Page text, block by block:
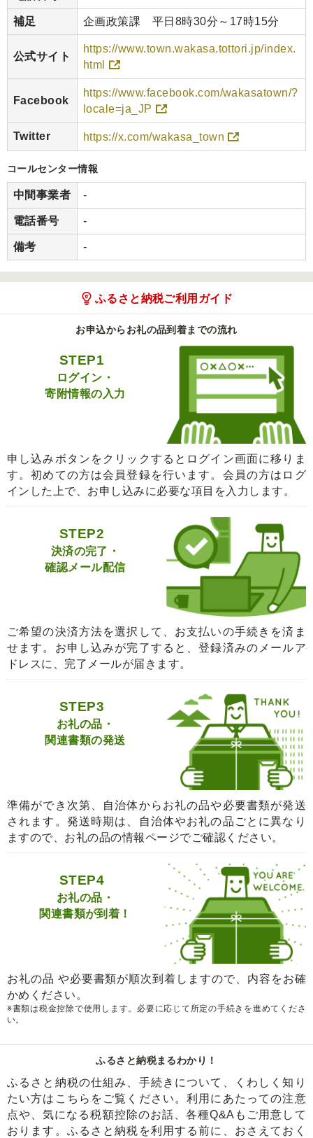
補足 企画政策課 平日8時30分～17時15分
公式サイト
https://www.town.wakasa.tottori.jp/index.
html
Facebook
https://www.facebook.com/wakasatown/?
locale=ja_JP
Twitter https://x.com/wakasa_town
コールセンター情報
中間事業者 -
電話番号 -
備考 -
ふるさと納税ご利用ガイド
お申込からお礼の品到着までの流れ
STEP1
ログイン・
寄附情報の入力
申し込みボタンをクリックするとログイン画面に移りま
す。初めての方は会員登録を行います。会員の方はログ
インした上で、お申し込みに必要な項目を入力します。
STEP2
決済の完了・
確認メール配信
ご希望の決済方法を選択して、お支払いの手続きを済ま
せます。お申し込みが完了すると、登録済みのメールア
ドレスに、完了メールが届きます。
STEP3
お礼の品・
関連書類の発送
準備ができ次第、自治体からお礼の品や必要書類が発送
されます。発送時期は、自治体やお礼の品ごとに異なり
ますので、お礼の品の情報ページでご確認ください。
STEP4
お礼の品・
関連書類が到着！
お礼の品 や必要書類が順次到着しますので、内容をお確
かめください。
※書類は税金控除で使用します。必要に応じて所定の手続きを進めてくださ
い。
ふるさと納税まるわかり！
ふるさと納税の仕組み、手続きについて、くわしく知り
たい方はこちらをご覧ください。利用にあたっての注意
点や、気になる税額控除のお話、各種Q&Aもご用意して
おります。ふるさと納税を利用する前に、おさえておく